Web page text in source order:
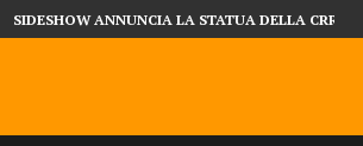
DAL MONDO DEGLI X-MEN ARRIVA TEMPESTA